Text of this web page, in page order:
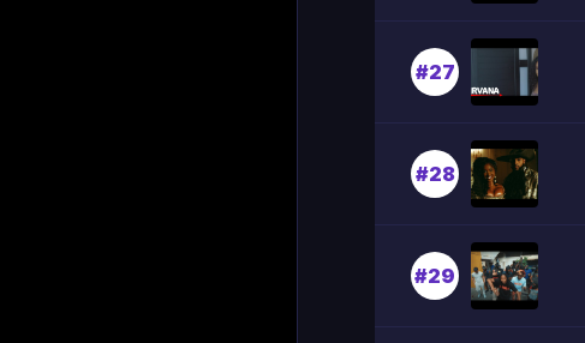
#27
#28
#29